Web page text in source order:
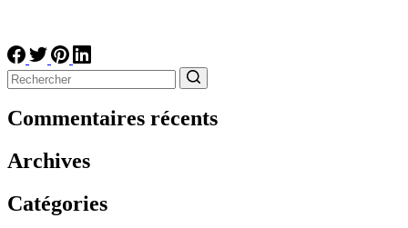
résultat
Commentaires récents
Archives
Catégories